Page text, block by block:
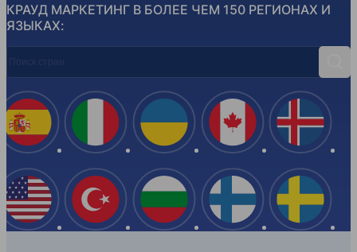
КРАУД МАРКЕТИНГ В БОЛЕЕ ЧЕМ 150 РЕГИОНАХ И
ЯЗЫКАХ:
Испания
США
Италия
Турция
Украина
Болгария
Канада
Финляндия